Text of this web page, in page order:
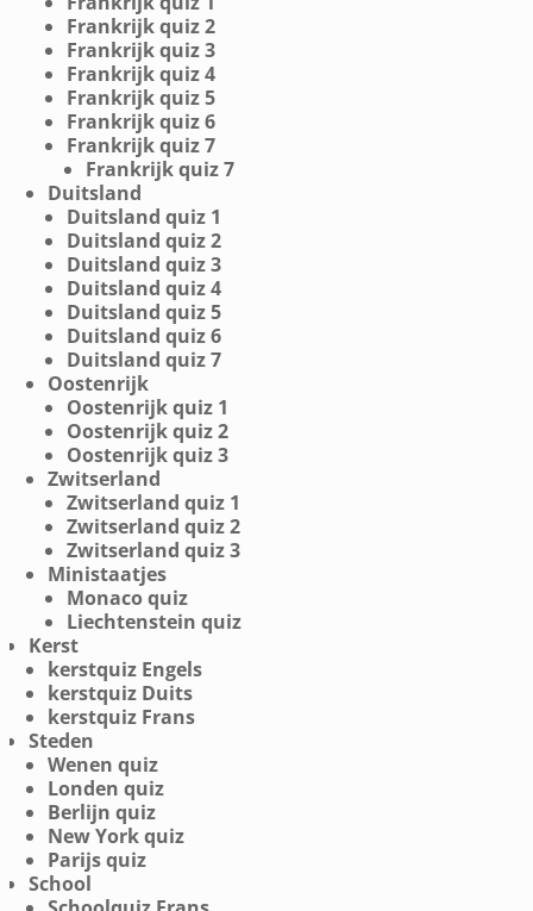
Frankrijk quiz 2
Frankrijk quiz 3
Frankrijk quiz 4
Frankrijk quiz 5
Frankrijk quiz 6
Frankrijk quiz 7
Frankrijk quiz 7
Duitsland
Duitsland quiz 1
Duitsland quiz 2
Duitsland quiz 3
Duitsland quiz 4
Duitsland quiz 5
Duitsland quiz 6
Duitsland quiz 7
Oostenrijk
Oostenrijk quiz 1
Oostenrijk quiz 2
Oostenrijk quiz 3
Zwitserland
Zwitserland quiz 1
Zwitserland quiz 2
Zwitserland quiz 3
Ministaatjes
Monaco quiz
Liechtenstein quiz
Kerst
kerstquiz Engels
kerstquiz Duits
kerstquiz Frans
Steden
Wenen quiz
Londen quiz
Berlijn quiz
New York quiz
Parijs quiz
School